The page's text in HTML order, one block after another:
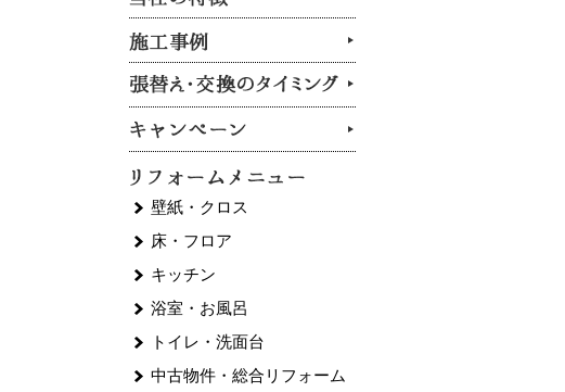
壁紙・クロス
床・フロア
キッチン
浴室・お風呂
トイレ・洗面台
中古物件・総合リフォーム